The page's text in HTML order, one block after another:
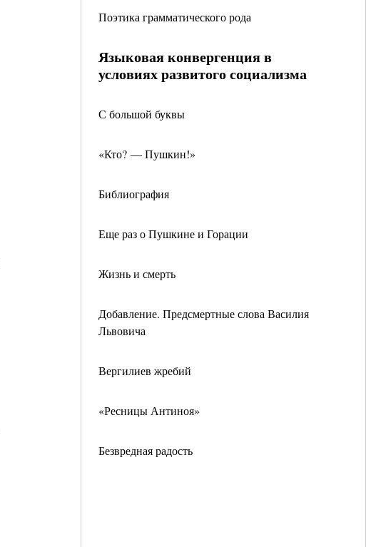
Поэтика грамматического рода
Языковая конвергенция в
условиях развитого социализма
С большой буквы
«Кто? — Пушкин!»
Библиография
Еще раз о Пушкине и Горации
Жизнь и смерть
Добавление. Предсмертные слова Василия
Львовича
Вергилиев жребий
«Ресницы Антиноя»
Безвредная радость